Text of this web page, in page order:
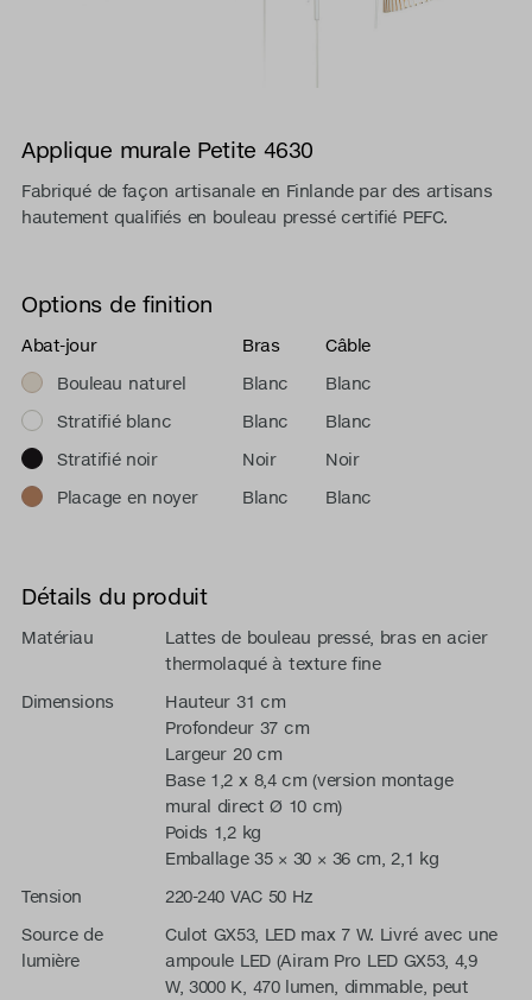
Applique murale Petite 4630
Fabriqué de façon artisanale en Finlande par des artisans
hautement qualifiés en bouleau pressé certifié PEFC.
Options de finition
Abat-jour Bras
Câble
Bouleau naturel
Blanc
Blanc
Stratifié blanc
Blanc
Blanc
Stratifié noir
Noir
Noir
Placage en noyer
Blanc Blanc
Détails du produit
Matériau
Lattes de bouleau pressé, bras en acier
thermolaqué à texture fine
Dimensions
Hauteur 31 cm
Profondeur 37 cm
Largeur 20 cm
Base 1,2 x 8,4 cm (version montage
mural direct Ø 10 cm)
Poids 1,2 kg
Emballage 35 × 30 × 36 cm, 2,1 kg
Tension
220-240 VAC 50 Hz
Source de
lumière
Culot GX53, LED max 7 W. Livré avec une
ampoule LED (Airam Pro LED GX53, 4,9
W, 3000 K, 470 lumen, dimmable, peut